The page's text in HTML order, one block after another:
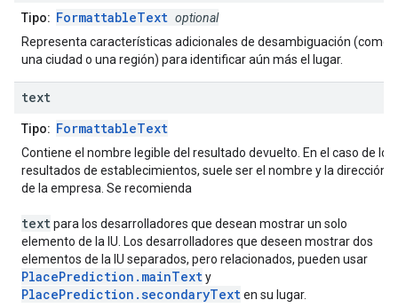
Tipo: FormattableText optional
Representa características adicionales de desambiguación (como
una ciudad o una región) para identificar aún más el lugar.
text
Tipo: FormattableText
Contiene el nombre legible del resultado devuelto. En el caso de los
resultados de establecimientos, suele ser el nombre y la dirección
de la empresa. Se recomienda
textpara los desarrolladores que desean mostrar un solo
elemento de la IU. Los desarrolladores que deseen mostrar dos
elementos de la IU separados, pero relacionados, pueden usar
PlacePrediction.mainTexty
PlacePrediction.secondaryTexten su lugar.